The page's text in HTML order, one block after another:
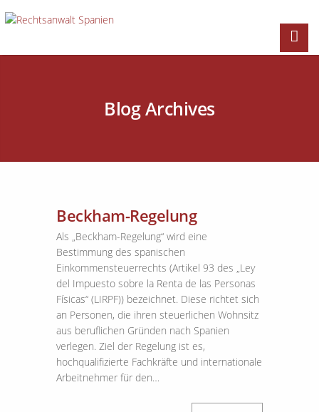
Blog Archives
Beckham-Regelung
Als „Beckham-Regelung“ wird eine
Bestimmung des spanischen
Einkommensteuerrechts (Artikel 93 des „Ley
del Impuesto sobre la Renta de las Personas
Físicas“ (LIRPF)) bezeichnet. Diese richtet sich
an Personen, die ihren steuerlichen Wohnsitz
aus beruflichen Gründen nach Spanien
verlegen. Ziel der Regelung ist es,
hochqualifizierte Fachkräfte und internationale
Arbeitnehmer für den…